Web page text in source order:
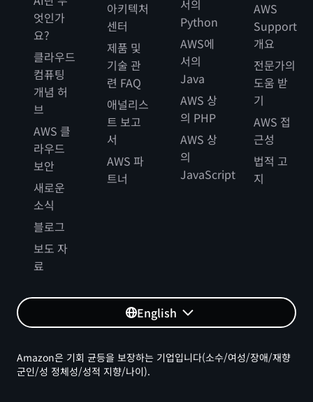
엇인가
요?
클라우드
컴퓨팅
개념 허
브
AWS 클
라우드
보안
새로운
소식
블로그
보도 자
료
아키텍처
센터
제품 및
기술 관
련 FAQ
애널리스
트 보고
서
AWS 파
트너
서의
Python
AWS에
서의
Java
AWS 상
의 PHP
AWS 상
의
JavaScript
AWS
Support
개요
전문가의
도움 받
기
AWS 접
근성
법적 고
지
English
Amazon은 기회 균등을 보장하는 기업입니다(소수/여성/장애/재향
군인/성 정체성/성적 지향/나이).